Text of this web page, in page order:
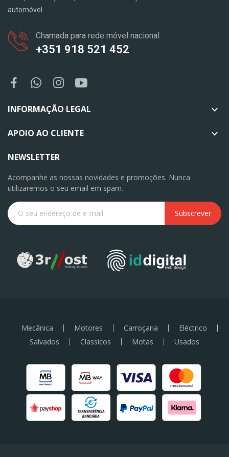
automóvel.
Chamada para rede móvel nacional
+351 918 521 452
INFORMAÇÃO LEGAL 
APOIO AO CLIENTE 
NEWSLETTER
Acompanhe as nossas novidades e promoções. Nunca
utilizaremos o seu email em spam.
Subscrever
Mecânica Motores Carroçaria
Eléctrico
Salvados
Classicos Motas Usados